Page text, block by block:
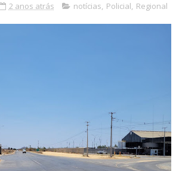
2 anos atrás notícias, Policial, Regional